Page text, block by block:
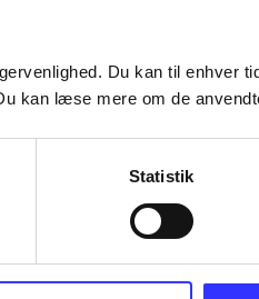
Du kan til enhver
kan læse mere om de
Statistik